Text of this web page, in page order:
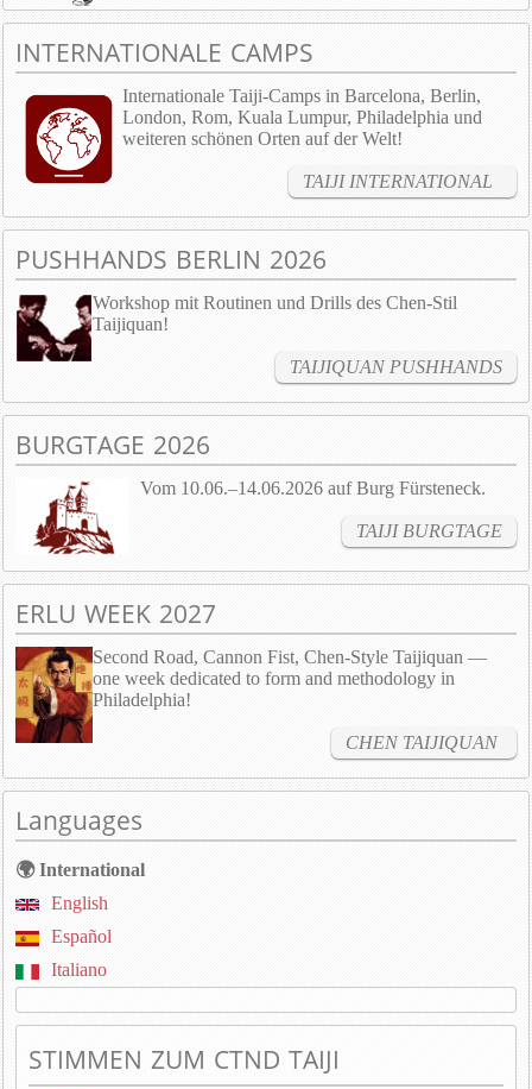
INTERNATIONALE CAMPS
Internationale Taiji-Camps in Barcelona, Berlin,
London, Rom, Kuala Lumpur, Philadelphia und
weiteren schönen Orten auf der Welt!
TAIJI INTERNATIONAL
PUSHHANDS BERLIN 2026
Workshop mit Routinen und Drills des Chen-Stil
Taijiquan!
TAIJIQUAN PUSHHANDS
BURGTAGE 2026
Vom 10.06.–14.06.2026 auf Burg Fürsteneck.
TAIJI BURGTAGE
ERLU WEEK 2027
Second Road, Cannon Fist, Chen-Style Taijiquan —
one week dedicated to form and methodology in
Philadelphia!
CHEN TAIJIQUAN
Languages
🌍 International
English
Español
Italiano
STIMMEN ZUM CTND TAIJI